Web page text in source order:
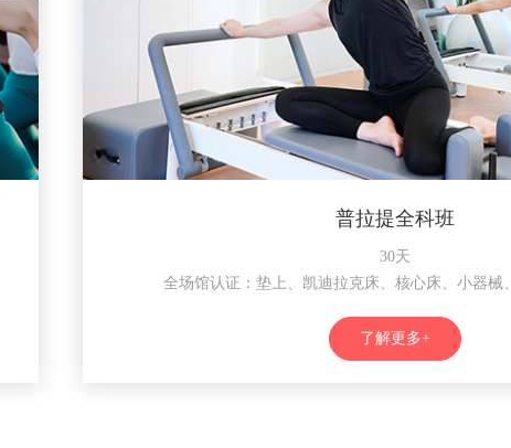
普拉提全科班
30天
全场馆认证：垫上、凯迪拉克床、核心床、小器械
了解更多+